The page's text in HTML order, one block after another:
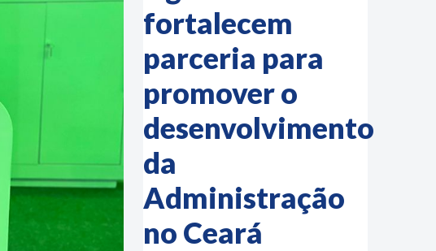
fortalecem
parceria para
promover o
desenvolvimento
da
Administração
no Ceará